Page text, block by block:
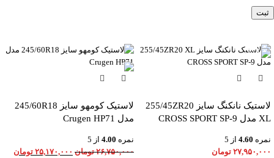
لاستیک نانکنگ سایز 255/45ZR20
XL مدل CROSS SPORT SP-9
نمره 4.60 از 5
۲۷,۹۵۰,۰۰۰ تومان
-6%
لاستیک کومهو سایز 245/60R18
مدل Crugen HP71
نمره 4.00 از 5
۲۶,۷۵۰,۰۰۰ تومان ۲۵,۱۷۰,۰۰۰ تومان